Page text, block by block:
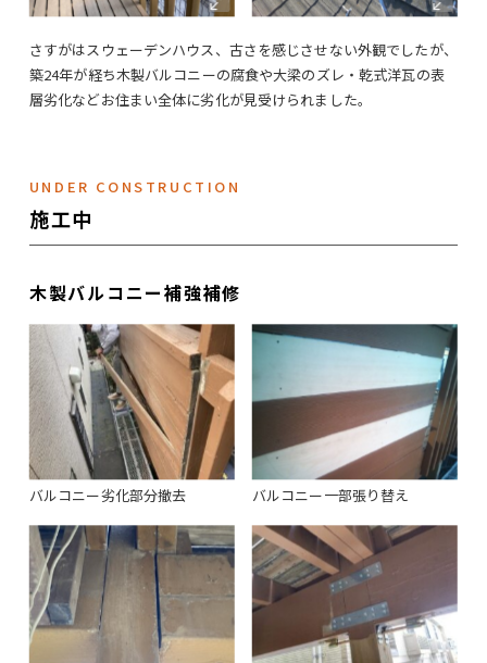
さすがはスウェーデンハウス、古さを感じさせない外観でしたが、
築24年が経ち木製バルコニーの腐食や大梁のズレ・乾式洋瓦の表
層劣化などお住まい全体に劣化が見受けられました。
UNDER CONSTRUCTION
施工中
木製バルコニー補強補修
バルコニー劣化部分撤去 バルコニー一部張り替え